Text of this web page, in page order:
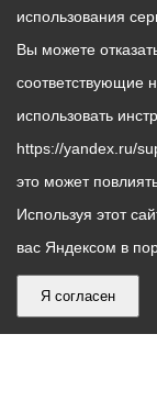
использования
Вы можете
соответствующие
использовать
https://yandex.ru/
это может
Используя этот
вас Яндексом в
Я согласен